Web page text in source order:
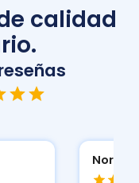
calidad